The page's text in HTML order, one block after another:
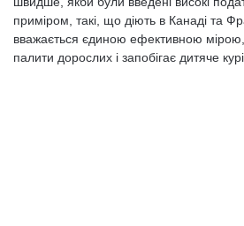
приміром, такі, що діють в Канаді та
вважається єдиною ефективною
палити дорослих і запобігає дитяче